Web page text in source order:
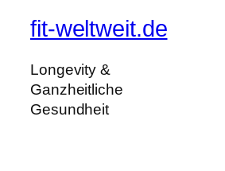
fit-weltweit.de
Longevity &
Ganzheitliche
Gesundheit